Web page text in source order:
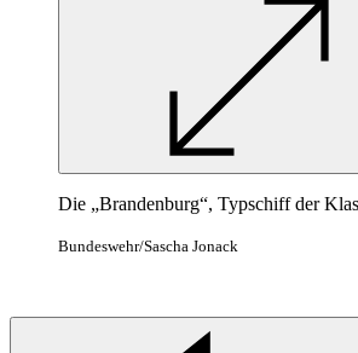
Die „Brandenburg“, Typschiff der
Bundeswehr/Sascha Jonack